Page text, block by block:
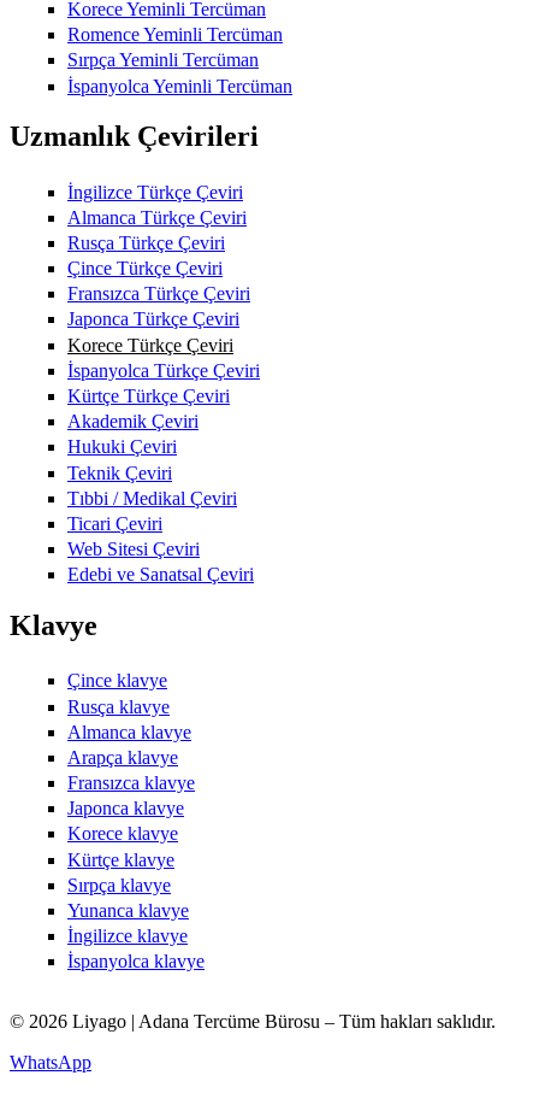
Korece Yeminli Tercüman
Romence Yeminli Tercüman
Sırpça Yeminli Tercüman
İspanyolca Yeminli Tercüman
Uzmanlık Çevirileri
İngilizce Türkçe Çeviri
Almanca Türkçe Çeviri
Rusça Türkçe Çeviri
Çince Türkçe Çeviri
Fransızca Türkçe Çeviri
Japonca Türkçe Çeviri
Korece Türkçe Çeviri
İspanyolca Türkçe Çeviri
Kürtçe Türkçe Çeviri
Akademik Çeviri
Hukuki Çeviri
Teknik Çeviri
Tıbbi / Medikal Çeviri
Ticari Çeviri
Web Sitesi Çeviri
Edebi ve Sanatsal Çeviri
Klavye
Çince klavye
Rusça klavye
Almanca klavye
Arapça klavye
Fransızca klavye
Japonca klavye
Korece klavye
Kürtçe klavye
Sırpça klavye
Yunanca klavye
İngilizce klavye
İspanyolca klavye
© 2026 Liyago | Adana Tercüme Bürosu – Tüm hakları saklıdır.
WhatsApp